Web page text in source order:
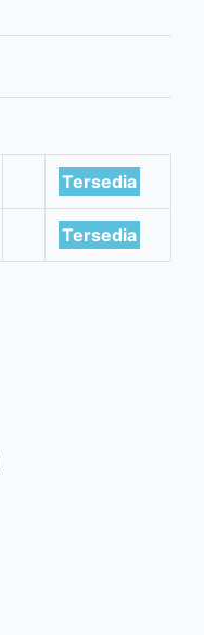
Tersedia
Tersedia